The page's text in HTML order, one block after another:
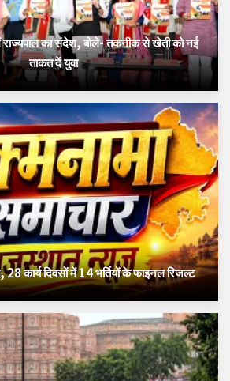
राज्यपाल का संदेश, बोले- तकनीक से खेती को नई
ताकत दें युवा
कार्य दिवसों में 14 भर्तियों के फाइनल रिजल्ट